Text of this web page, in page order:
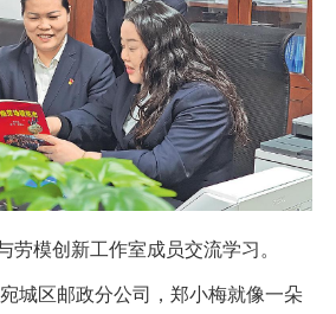
劳模创新工作室成员交流学习。
区邮政分公司，郑小梅就像一朵